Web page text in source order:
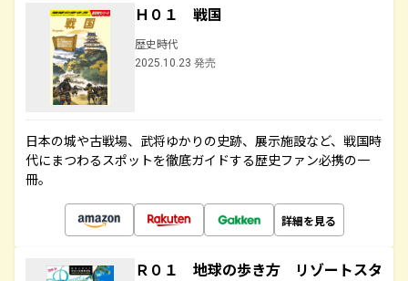
Ｈ０１ 戦国
歴史時代
2025.10.23 発売
日本の城や古戦場、武将ゆかりの史跡、展示施設など、戦国時
代にまつわるスポットを徹底ガイドする歴史ファン必携の一
冊。
詳細を見る
Ｒ０１ 地球の歩き方 リゾートスタ